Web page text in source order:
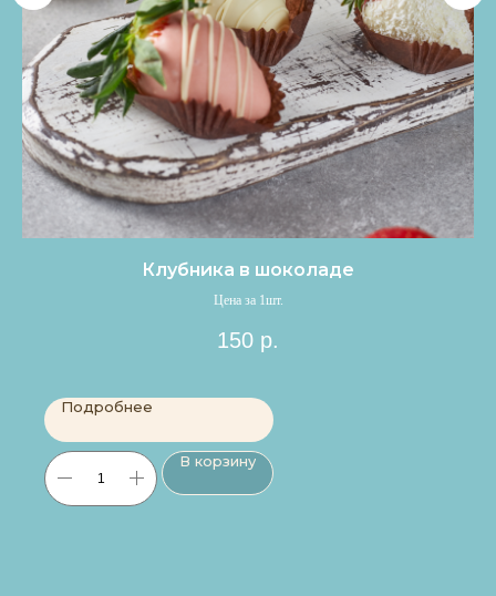
Клубника в шоколаде
Цена за 1шт.
150 р.
Подробнее
В корзину